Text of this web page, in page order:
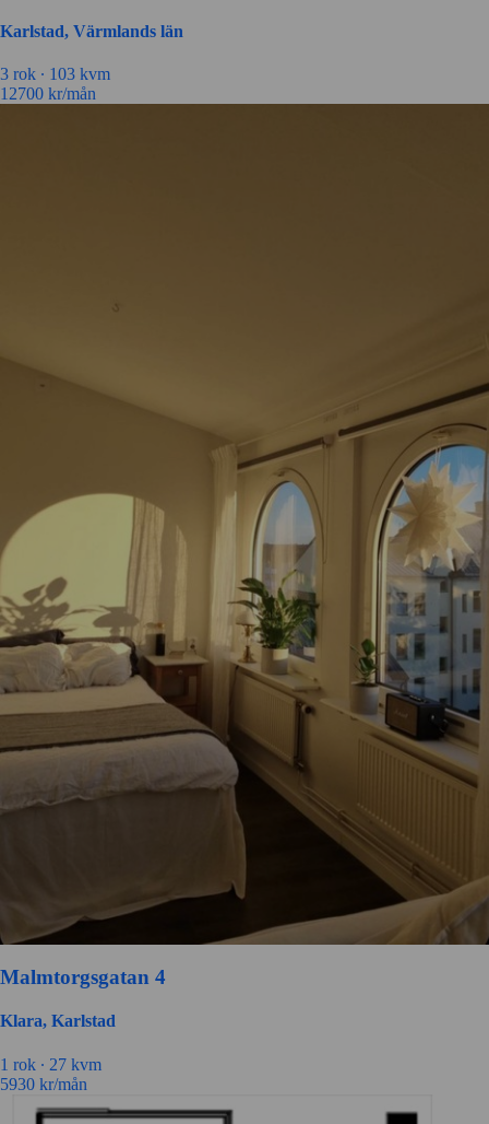
Karlstad, Värmlands län
3 rok ∙ 103 kvm
12700 kr/mån
Malmtorgsgatan 4
Klara, Karlstad
1 rok ∙ 27 kvm
5930 kr/mån